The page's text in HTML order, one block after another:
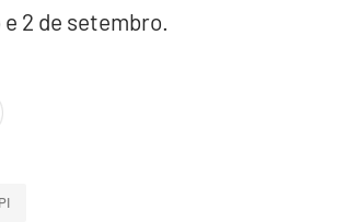
2 de setembro.